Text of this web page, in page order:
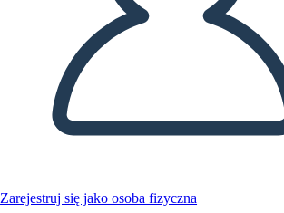
Zarejestruj się jako osoba fizyczna